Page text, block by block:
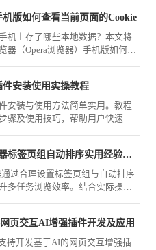
机版如何查看当前页面的Cookie
机上存了哪些本地数据？本文将
器（Opera浏览器）手机版如何深
安装使用实操教程
安装与使用方法简单实用。教程
骤及使用技巧，帮助用户快速掌
Chrome浏览器标签页组自动排序实用经验分享
通过合理设置标签页组与自动排序
多任务浏览效率。结合实际操作
页交互AI增强插件开发及应用
持开发基于AI的网页交互增强插